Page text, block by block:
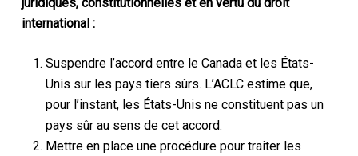
international :
Suspendre l’accord entre le Canada et les États-
Unis sur les pays tiers sûrs. L’ACLC estime que,
pour l’instant, les États-Unis ne constituent pas un
pays sûr au sens de cet accord.
Mettre en place une procédure pour traiter les